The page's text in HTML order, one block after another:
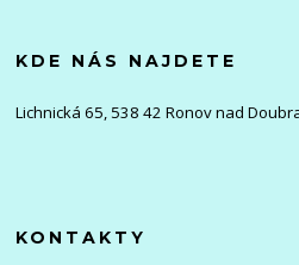
KDE NÁS NAJDETE
Lichnická 65, 538 42 Ronov nad
KONTAKTY